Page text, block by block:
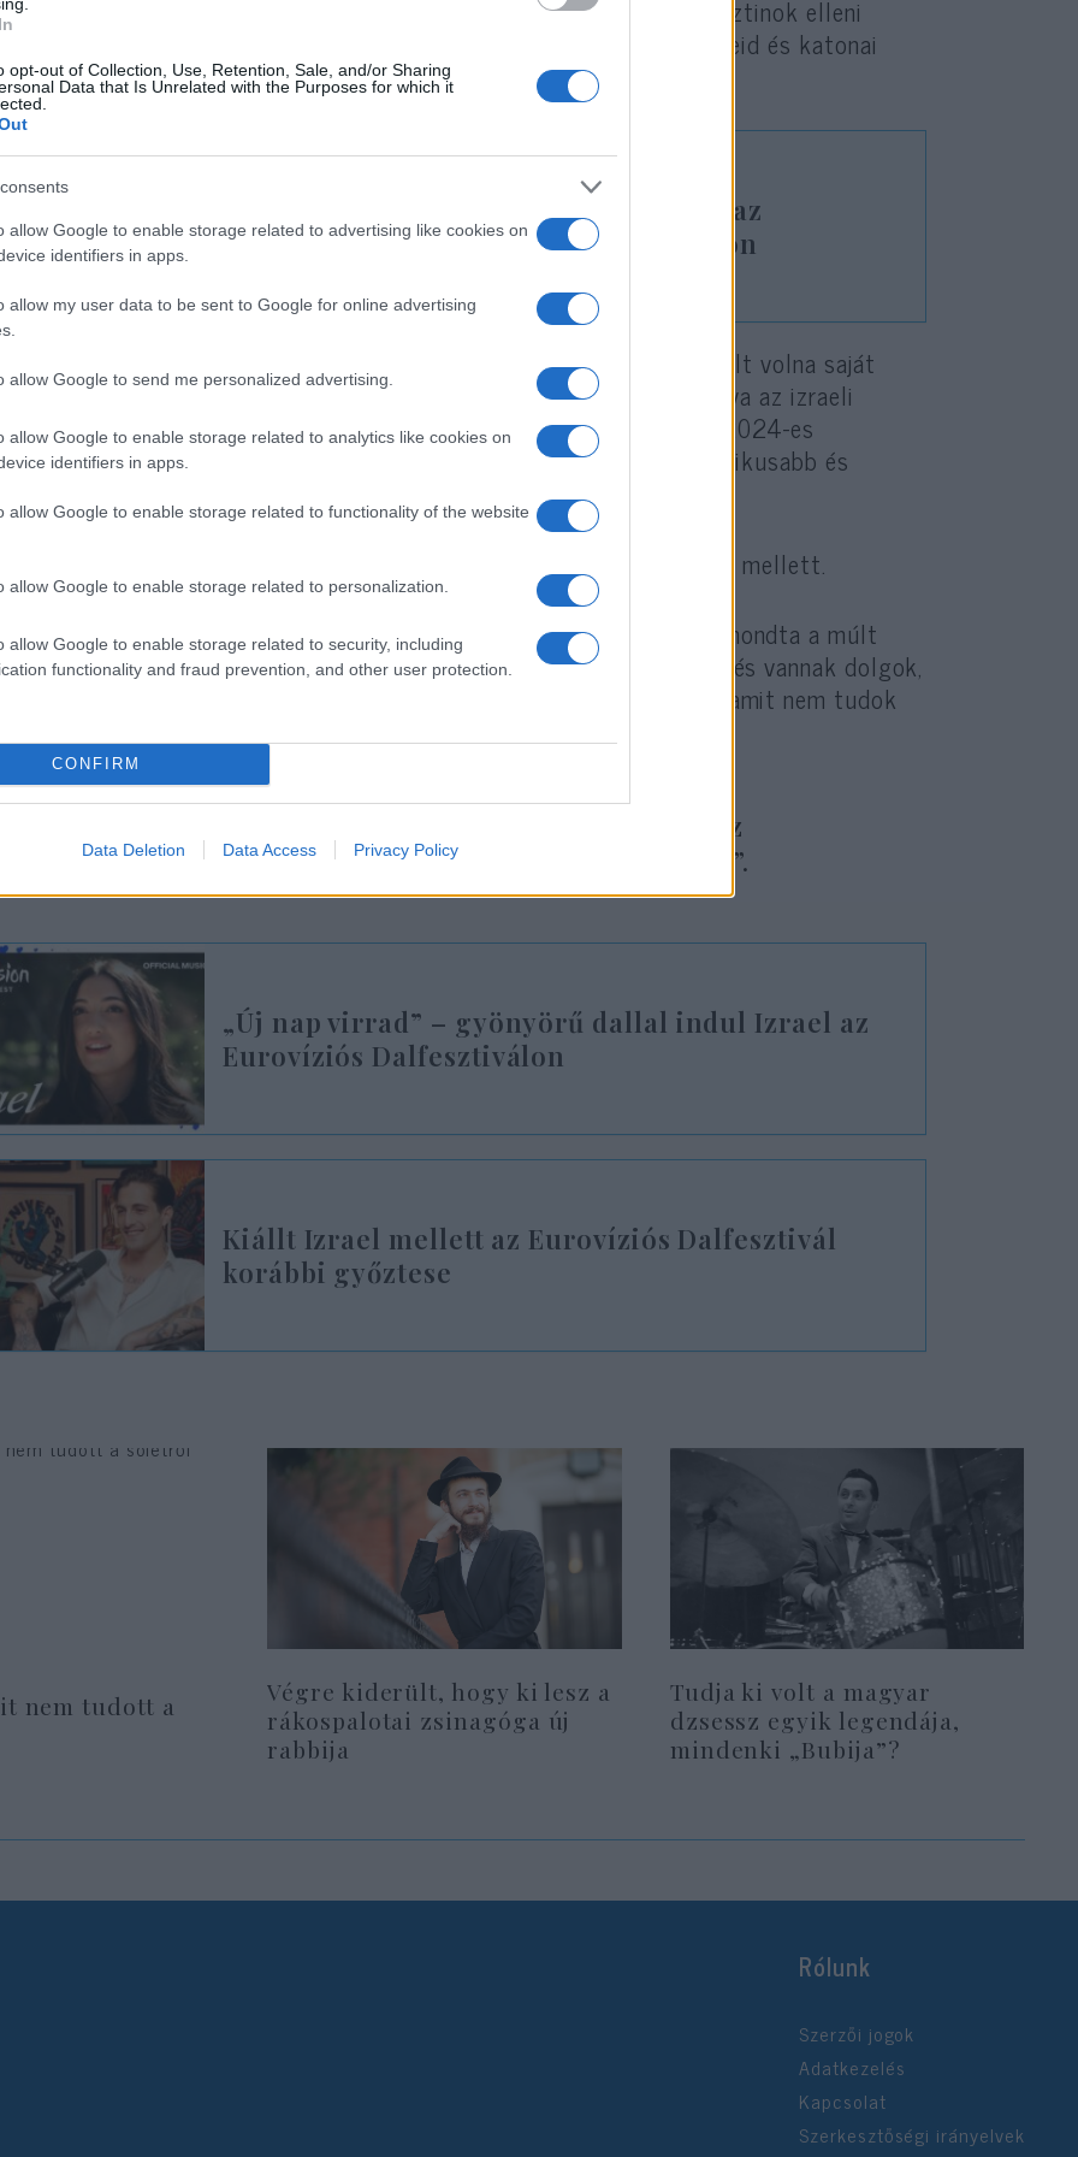
opt-out of Collection, Use, Retention, Sale, and/or Sharing
Data that Is Unrelated with the Purposes for which it
allow Google to enable storage related to advertising like cookies on
identifiers in apps.
allow my user data to be sent to Google for online advertising
allow Google to send me personalized advertising.
allow Google to enable storage related to analytics like cookies on
identifiers in apps.
allow Google to enable storage related to functionality of the website
allow Google to enable storage related to personalization.
allow Google to enable storage related to security, including
functionality and fraud prevention, and other user protection.
CONFIRM
Data Deletion Data Access Privacy Policy
azt állították, hogy „a KAN bűnrészes Izraelnek a gázai palesztinok elleni
és az egész palesztin nép elleni, évtizedek óta tartó apartheid és katonai
rendszerében”.
Kiadták a figyelmeztetést: veszély vár az
izraeliekre az Eurovíziós Dalfesztiválon
hogy tudomásul vette volna a széles körű kritikát és reflektált volna saját
az EBU a duplázással válaszolt – teljes büntetlenséget biztosítva az izraeli
miközben elnyomta a többi művészt és delegációt, így a 2024-es
Dalfesztivál a verseny történetének legpolitizáltabb, legkaotikusabb és
eseményévé vált” – tette hozzá a levél.
ellenérzések ellenére Raphael azt mondta, hogy elkötelezett a hazája mellett.
százalékban a zenére, 100 százalékban a dalomra koncentrálok” – mondta a múlt
a Times of Israelnek. „Vannak dolgok, amelyeket irányíthatok, és vannak dolgok,
nem. Végső soron nincs értelme energiát fektetni olyasmibe, amit nem tudok
a legfontosabb számomra, hogy büszkeséget szerezzek az
országomnak, és a lehető legjobbat hozzam ki magamból”.
„Új nap virrad” – gyönyörű dallal indul Izrael az
Eurovíziós Dalfesztiválon
Kiállt Izrael mellett az Eurovíziós Dalfesztivál
korábbi győztese
nem tudott a
Végre kiderült, hogy ki lesz a
rákospalotai zsinagóga új
rabbija
Tudja ki volt a magyar
dzsessz egyik legendája,
mindenki „Bubija”?
Rólunk
Szerzői jogok
Adatkezelés
Kapcsolat
Szerkesztőségi irányelvek